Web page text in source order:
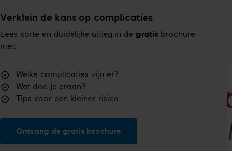
Verklein de kans op complicaties
Lees korte en duidelijke uitleg in de gratis brochure
met:
Welke complicaties zijn er?
Wat doe je eraan?
Tips voor een kleiner risico
Ontvang de gratis brochure